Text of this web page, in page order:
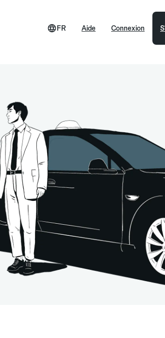
Aide
FR Connexion